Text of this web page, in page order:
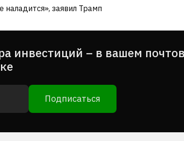
заявил Трамп
инвестиций – в вашем
Подписаться